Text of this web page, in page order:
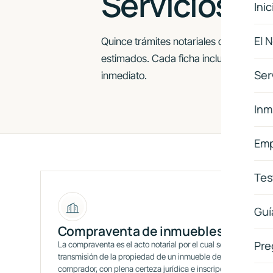
El
Quince trámites notariales con
estimados. Cada ficha incluye
inmediato.
Compraventa de inmuebles
La compraventa es el acto notarial por el cual se formaliza la
transmisión de la propiedad de un inmueble del vendedor al
comprador, con plena certeza jurídica e inscripción en el